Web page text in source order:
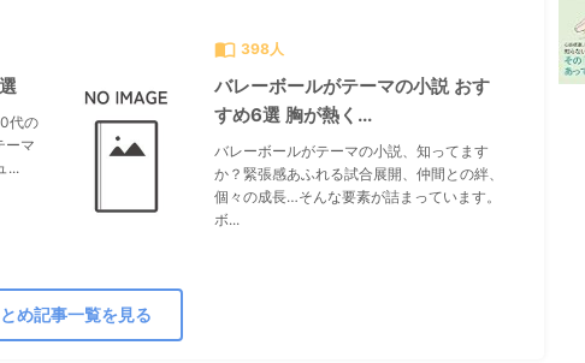
代の
ーマ
...
import_contacts 398人
バレーボールがテーマの小説 おす
すめ6選 胸が熱く...
バレーボールがテーマの小説、知ってます
か？緊張感あふれる試合展開、仲間との絆、
個々の成長…そんな要素が詰まっています。
ボ...
め記事一覧を見る